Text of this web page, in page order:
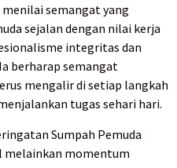
semangat yang
sejalan dengan nilai kerja
integritas dan
berharap semangat
mengalir di setiap langkah
tugas sehari hari.
Sumpah Pemuda
melainkan momentum